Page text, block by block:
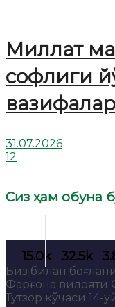
Миллат
софлиги
31.07.2026
12
Сиз ҳам обуна
Биз билан
Фарғона вилояти
Тутзор кўчаси 14-